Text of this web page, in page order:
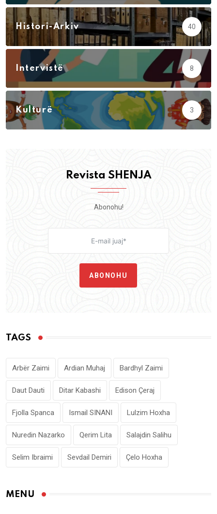
Histori-Arkiv 40
Intervistë 8
Kulturë 3
Revista SHENJA
Abonohu!
ABONOHU
TAGS
Arbër Zaimi Ardian Muhaj Bardhyl Zaimi
Daut Dauti Ditar Kabashi Edison Çeraj
Fjolla Spanca Ismail SINANI Lulzim Hoxha
Nuredin Nazarko Qerim Lita Salajdin Salihu
Selim Ibraimi Sevdail Demiri Çelo Hoxha
MENU